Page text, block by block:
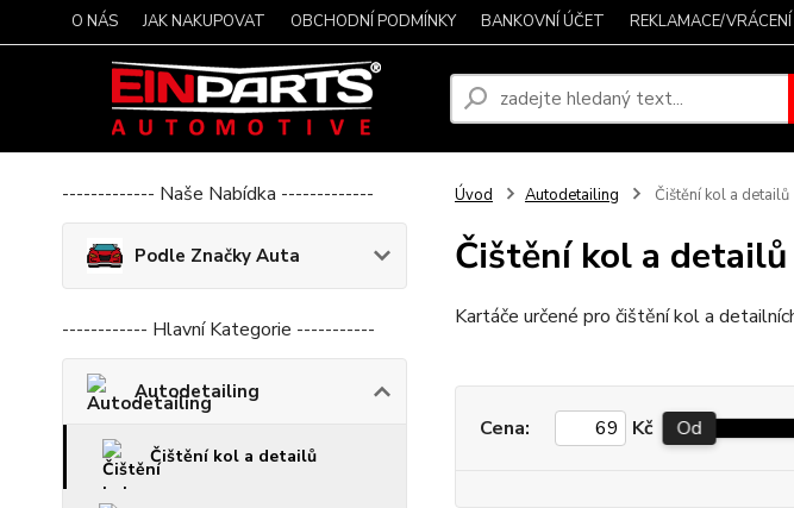
O NÁS JAK NAKUPOVAT OBCHODNÍ PODMÍNKY BANKOVNÍ ÚČET REKLAMACE/
------------- Naše Nabídka -------------
Podle Značky Auta
------------ Hlavní Kategorie -----------
Autodetailing
Čištění kol a detailů
Úvod Autodetailing Čištění kol a detailů
Čištění kol a detailů
Kartáče určené pro čištění kol a
Cena: Kč Od